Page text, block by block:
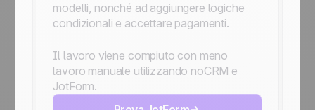
modelli, nonché ad aggiungere logiche
condizionali e accettare pagamenti.
Il lavoro viene compiuto con meno
lavoro manuale utilizzando noCRM e
JotForm.